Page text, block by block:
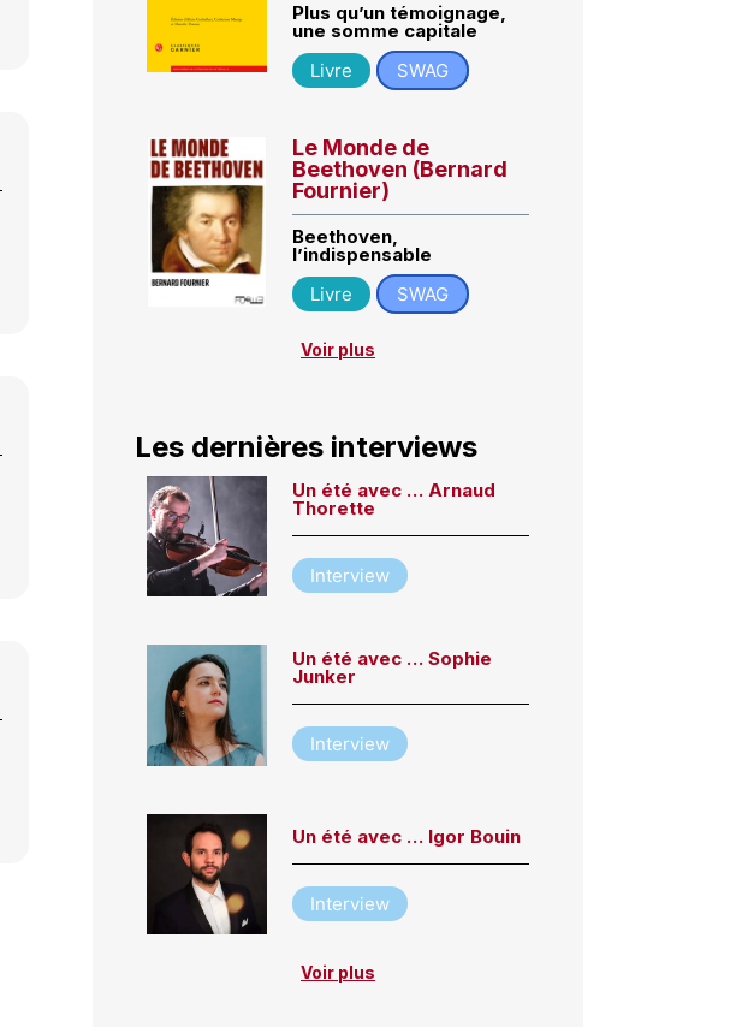
Plus qu’un témoignage,
une somme capitale
Livre
SWAG
Le Monde de
Beethoven (Bernard
Fournier)
Beethoven,
l’indispensable
Livre
SWAG
Voir plus
Les dernières interviews
Un été avec … Arnaud
Thorette
Interview
Un été avec … Sophie
Junker
Interview
Un été avec … Igor Bouin
Interview
Voir plus